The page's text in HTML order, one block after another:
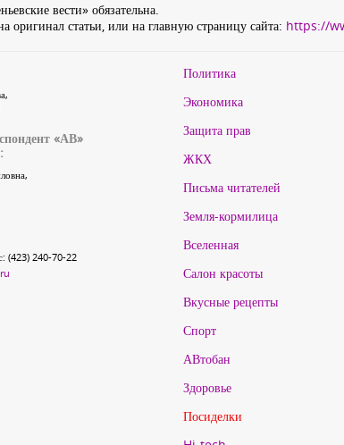
вести» обязательна.
оригинал статьи, или на главную страницу сайта: https://
«АВ»
(423) 240-70-22
Политика
Экономика
Защита прав
ЖКХ
Письма читателей
Земля-кормилица
Вселенная
Салон красоты
Вкусные рецепты
Спорт
АВтобан
Здоровье
Посиделки